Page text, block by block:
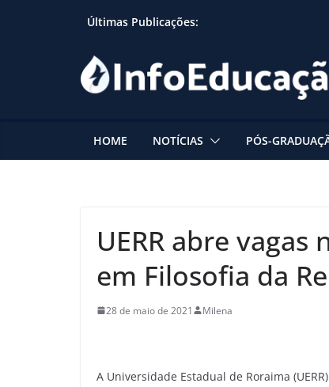
Últimas Publicações:
HOME NOTÍCIAS PÓS-
UERR abre
em Filosofia da
28 de maio de 2021 Milena
A Universidade Estadual de Roraima